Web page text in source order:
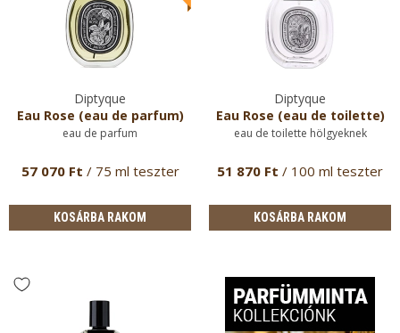
Diptyque
Eau Rose (eau de parfum)
eau de parfum
57 070 Ft / 75 ml teszter
KOSÁRBA RAKOM
Diptyque
Eau Rose (eau de toilette)
eau de toilette hölgyeknek
51 870 Ft / 100 ml teszter
KOSÁRBA RAKOM